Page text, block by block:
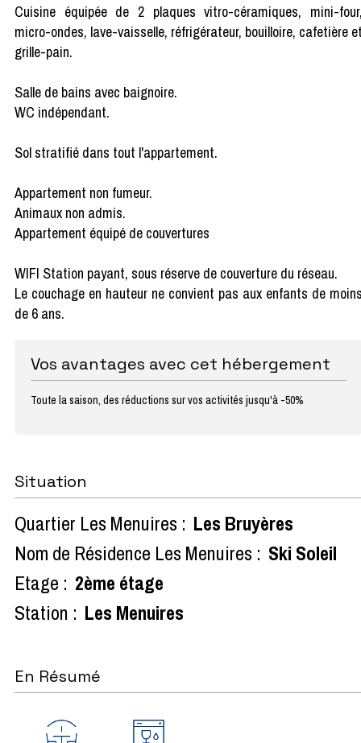
Cuisine équipée de 2 plaques vitro-céramiques, mini-
micro-ondes, lave-vaisselle, réfrigérateur, bouilloire, cafetière
grille-pain.
Salle de bains avec baignoire.
WC indépendant.
Sol stratifié dans tout l'appartement.
Appartement non fumeur.
Animaux non admis.
Appartement équipé de couvertures
WIFI Station payant, sous réserve de couverture du réseau.
Le couchage en hauteur ne convient pas aux enfants de
de 6 ans.
Vos avantages avec cet hébergement
Toute la saison, des réductions sur vos activités jusqu'à -50%
Situation
Quartier Les Menuires : Les Bruyères
Nom de Résidence Les Menuires : Ski Soleil
Etage : 2ème étage
Station : Les Menuires
En Résumé